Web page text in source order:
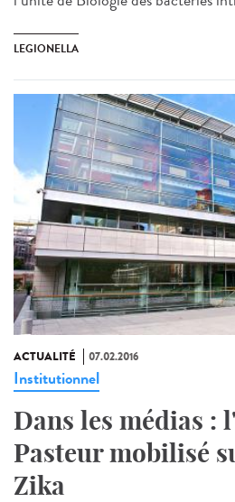
LEGIONELLA
ACTUALITÉ 07.02.2016
Institutionnel
Dans les médias
Pasteur mobilisé
Zika